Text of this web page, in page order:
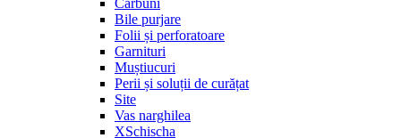
Bile purjare
Folii și perforatoare
Garnituri
Muștiucuri
Perii și soluții de curățat
Site
Vas narghilea
XSchischa